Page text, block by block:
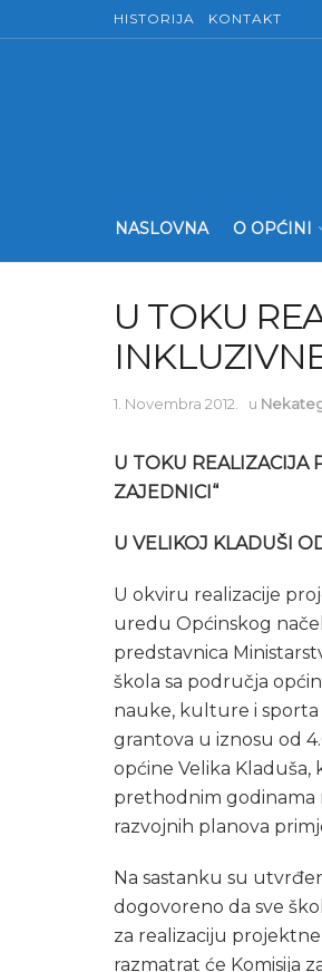
HISTORIJA KONTAKT
NASLOVNA O OPĆINI
U TOKU
1. Novembra 2012. u
U TOKU REALIZACIJA
ZAJEDNICI“
U VELIKOJ KLADUŠI
U okviru realizacije
uredu Općinskog
predstavnica
škola sa područja
nauke, kulture i sporta
grantova u iznosu od
općine Velika Kladuša,
prethodnim godinama
razvojnih planova
Na sastanku su
dogovoreno da sve
za realizaciju
razmatrat će Komisija